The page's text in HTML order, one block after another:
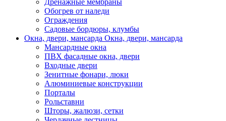
Дренажные мембраны
Обогрев от наледи
Ограждения
Садовые бордюры, клумбы
Окна, двери, мансарда Окна, двери, мансарда
Мансардные окна
ПВХ фасадные окна, двери
Входные двери
Зенитные фонари, люки
Алюминиевые конструкции
Порталы
Рольставни
Шторы, жалюзи, сетки